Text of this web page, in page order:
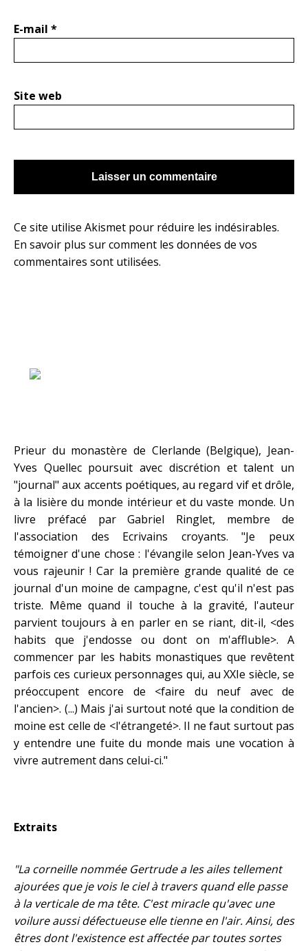
E-mail *
Site web
Ce site utilise Akismet pour réduire les indésirables.
En savoir plus sur comment les données de vos
commentaires sont utilisées.
Prieur du monastère de Clerlande (Belgique), Jean-
Yves Quellec poursuit avec discrétion et talent un
"journal" aux accents poétiques, au regard vif et drôle,
à la lisière du monde intérieur et du vaste monde. Un
livre préfacé par Gabriel Ringlet, membre de
l'association des Ecrivains croyants. "Je peux
témoigner d'une chose : l'évangile selon Jean-Yves va
vous rajeunir ! Car la première grande qualité de ce
journal d'un moine de campagne, c'est qu'il n'est pas
triste. Même quand il touche à la gravité, l'auteur
parvient toujours à en parler en se riant, dit-il, <des
habits que j'endosse ou dont on m'affluble>. A
commencer par les habits monastiques que revêtent
parfois ces curieux personnages qui, au XXIe siècle, se
préoccupent encore de <faire du neuf avec de
l'ancien>. (...) Mais j'ai surtout noté que la condition de
moine est celle de <l'étrangeté>. Il ne faut surtout pas
y entendre une fuite du monde mais une vocation à
vivre autrement dans celui-ci."
Extraits
"La corneille nommée Gertrude a les ailes tellement
ajourées que je vois le ciel à travers quand elle passe
à la verticale de ma tête. C'est miracle qu'avec une
voilure aussi défectueuse elle tienne en l'air. Ainsi, des
êtres dont l'existence est affectée par toutes sortes